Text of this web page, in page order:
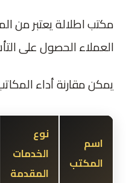
مكتب اطلالة يعتبر من
العملاء الحصول على
يمكن مقارنة أداء
اسم
المكتب
نوع
الخدمات
المقدمة